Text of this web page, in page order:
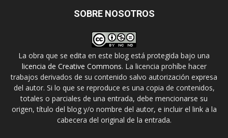
SOBRE NOSOTROS
La obra que se edita en este blog está protegida bajo una
licencia de Creative Commons. La licencia prohíbe hacer
trabajos derivados de su contenido salvo autorización expresa
del autor. Si lo que se reproduce es una copia de contenidos,
totales o parciales de una entrada, debe mencionarse su
origen, título del blog y/o nombre del autor, e incluir el link a la
cabecera del original de la entrada.